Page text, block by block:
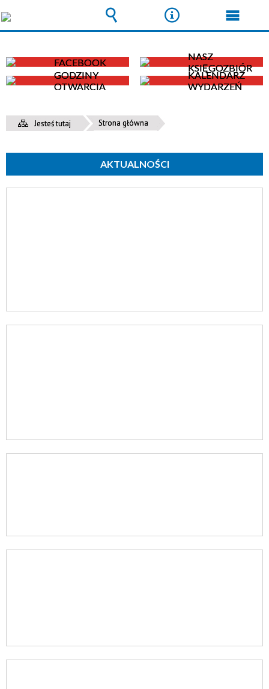
FACEBOOK
NASZ
KSIĘGOZBIÓR
GODZINY
OTWARCIA
KALENDARZ
WYDARZEŃ
Jesteś tutaj Strona główna
AKTUALNOŚCI
Wyszukiwarka
NarzędziaMenu